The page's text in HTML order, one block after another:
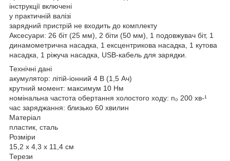
інструкції включені
у практичній валізі
зарядний пристрій не входить до комплекту
Аксесуари: 26 біт (25 мм), 2 біти (50 мм), 1 подовжувач біт, 1
динамометрична насадка, 1 ексцентрикова насадка, 1 кутова
насадка, 1 ріжуча насадка, USB-кабель для зарядки.
Технічні дані
акумулятор: літій-іонний 4 В (1,5 Ач)
крутний момент: максимум 10 Нм
номінальна частота обертання холостого ходу: n₀ 200 хв-¹
час заряджання: близько 60 хвилин
Матеріал
пластик, сталь
Розміри
15,2 х 4,3 х 11,4 см
Терези